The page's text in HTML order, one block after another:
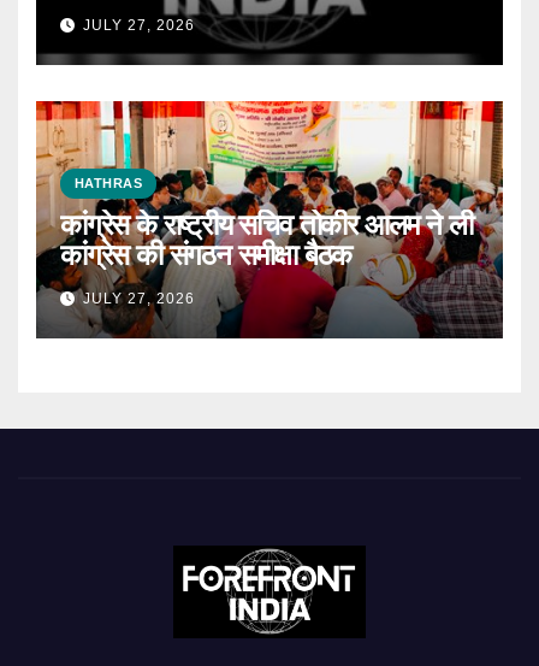
JULY 27, 2026
HATHRAS
कांग्रेस के राष्ट्रीय सचिव तोकीर आलम ने ली
कांग्रेस की संगठन समीक्षा बैठक
JULY 27, 2026